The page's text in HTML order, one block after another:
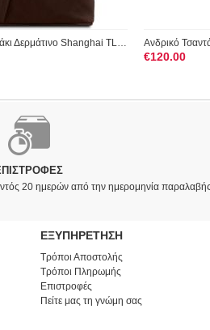
Γυναικείο Τσαντάκι Δερμάτινο Shanghai TL140963 Καφέ Σκούρο Tu...
€120.00
20 ημερών από την ημερομηνία
ΕΞΥΠΗΡΕΤΗΣΗ
Τρόποι Αποστολής
Τρόποι Πληρωμής
Επιστροφές
Πείτε μας τη γνώμη σας